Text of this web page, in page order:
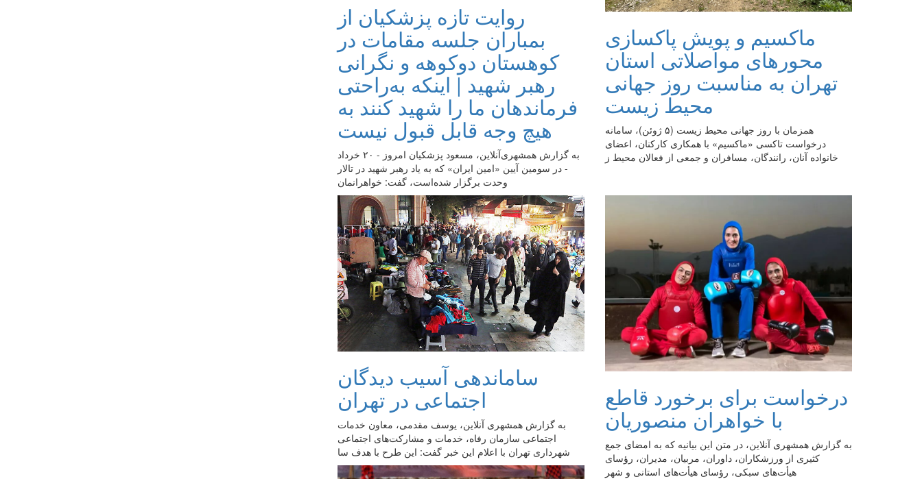
ماکسیم و پویش پاکسازی
محورهای مواصلاتی استان
تهران به مناسبت روز جهانی
محیط زیست
همزمان با روز جهانی محیط زیست (۵ ژوئن)، سامانه
درخواست تاکسی «ماکسیم» با همکاری کارکنان، اعضای
خانواده آنان، رانندگان، مسافران و جمعی از فعالان محیط ز
روایت تازه پزشکیان از
بمباران جلسه مقامات در
کوهستان دوکوهه و نگرانی
رهبر شهید | اینکه به‌راحتی
فرماندهان ما را شهید کنند به
هیچ وجه قابل قبول نیست
به گزارش همشهری‌آنلاین، مسعود پزشکیان امروز - ۲۰ خرداد
- در سومین آیین «امین ایران» که به یاد رهبر شهید در تالار
وحدت برگزار شده‌است، گفت: خواهرانمان
درخواست برای برخورد قاطع
با خواهران منصوریان
به گزارش همشهری آنلاین، در متن این بیانیه که به امضای جمع
کثیری از ورزشکاران، داوران، مربیان، مدیران، رؤسای
هیأت‌های سبکی، رؤسای هیأت‌های استانی و شهر
ساماندهی آسیب دیدگان
اجتماعی در تهران
به گزارش همشهری آنلاین، یوسف مقدمی، معاون خدمات
اجتماعی سازمان رفاه، خدمات و مشارکت‌های اجتماعی
شهرداری تهران با اعلام این خبر گفت:‌ این طرح با هدف سا